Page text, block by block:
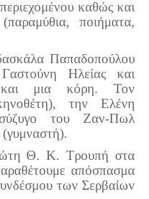
καθώς και
ποιήματα,
Παπαδοπούλου
Ηλείας και
μια κόρη. Τον
την Ελένη
σύζυγο του Ζαν-Πωλ
Θ. Κ. Τρουπή στα
απόσπασμα
των Σερβαίων